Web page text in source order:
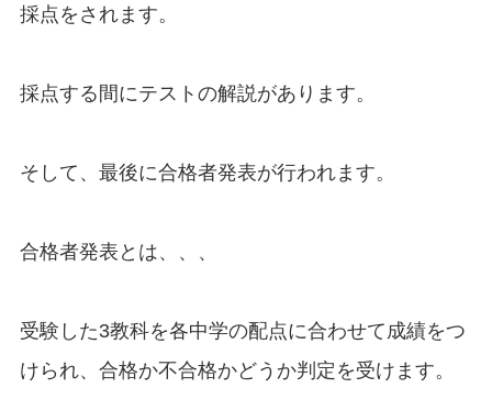
採点をされます。
採点する間にテストの解説があります。
そして、最後に合格者発表が行われます。
合格者発表とは、、、
受験した3教科を各中学の配点に合わせて成績をつ
けられ、合格か不合格かどうか判定を受けます。